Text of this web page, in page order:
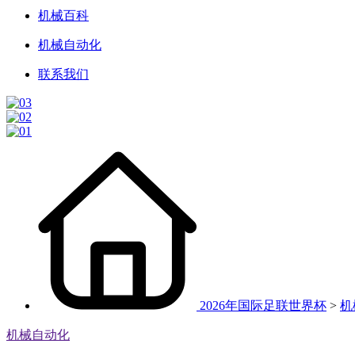
机械百科
机械自动化
联系我们
2026年国际足联世界杯 > 机
机械自动化